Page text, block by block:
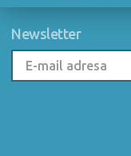
Newsletter